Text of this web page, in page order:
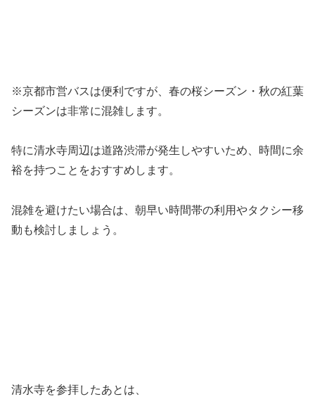
※京都市営バスは便利ですが、春の桜シーズン・秋の紅葉
シーズンは非常に混雑します。
特に清水寺周辺は道路渋滞が発生しやすいため、時間に余
裕を持つことをおすすめします。
混雑を避けたい場合は、朝早い時間帯の利用やタクシー移
動も検討しましょう。
清水寺を参拝したあとは、